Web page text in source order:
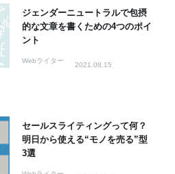
ジェンダーニュートラルで包摂
的な文章を書くための4つのポイ
ント
Webライター
2021.08.15
セールスライティングって何？
明日から使える“モノを売る”型
3選